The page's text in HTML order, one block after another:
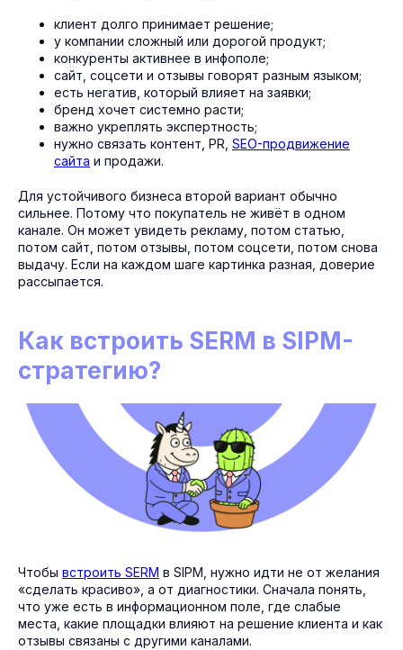
клиент долго принимает решение;
у компании сложный или дорогой продукт;
конкуренты активнее в инфополе;
сайт, соцсети и отзывы говорят разным языком;
есть негатив, который влияет на заявки;
бренд хочет системно расти;
важно укреплять экспертность;
нужно связать контент, PR, SEO-продвижение
сайта и продажи.
Для устойчивого бизнеса второй вариант обычно
сильнее. Потому что покупатель не живёт в одном
канале. Он может увидеть рекламу, потом статью,
потом сайт, потом отзывы, потом соцсети, потом снова
выдачу. Если на каждом шаге картинка разная, доверие
рассыпается.
Как встроить SERM в SIPM-
стратегию?
Чтобы встроить SERM в SIPM, нужно идти не от желания
«сделать красиво», а от диагностики. Сначала понять,
что уже есть в информационном поле, где слабые
места, какие площадки влияют на решение клиента и как
отзывы связаны с другими каналами.